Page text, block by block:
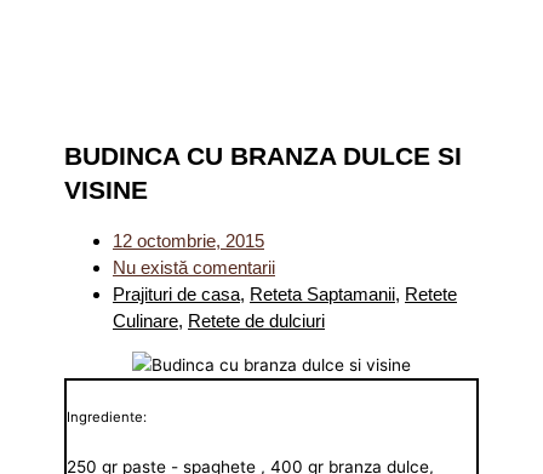
BUDINCA CU BRANZA DULCE SI
VISINE
12 octombrie, 2015
Nu există comentarii
Prajituri de casa, Reteta Saptamanii, Retete
Culinare, Retete de dulciuri
Ingrediente:
250 gr paste - spaghete , 400 gr branza dulce,